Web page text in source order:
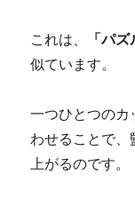
これは、 「パ
似ています。
一つひとつのカ
わせることで
上がるのです。